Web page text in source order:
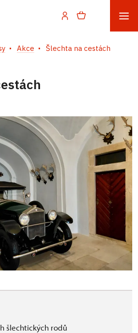
Akce Šlechta na cestách
šlechtických rodů